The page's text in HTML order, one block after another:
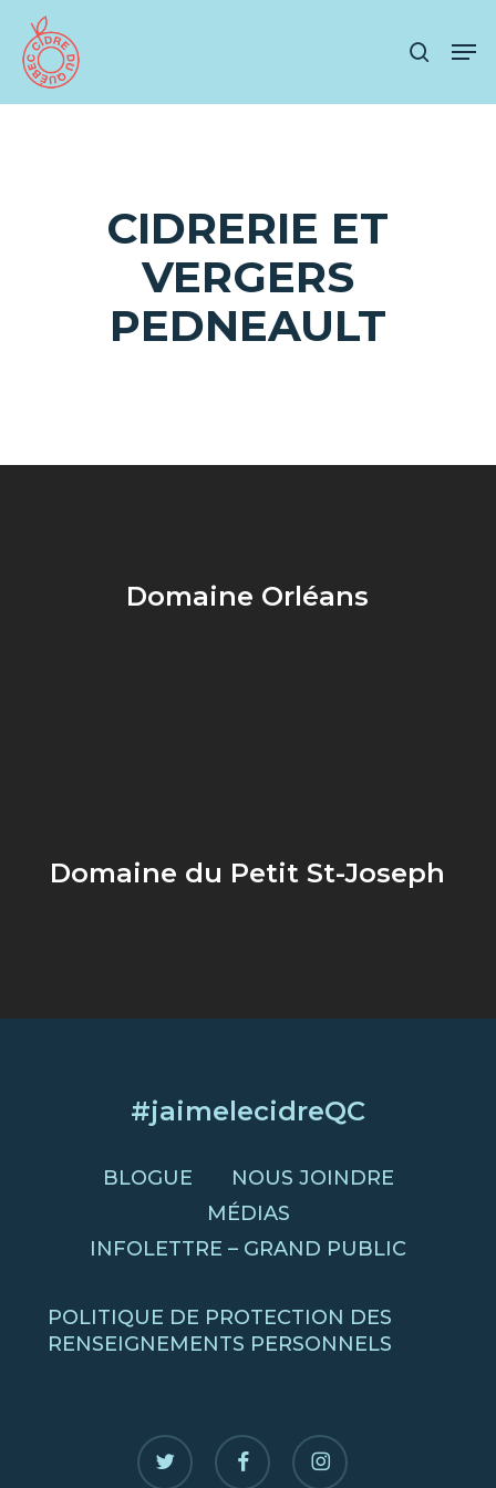
main
content
search
CIDRERIE ET
VERGERS
PEDNEAULT
Domaine Orléans
Domaine du Petit St-Joseph
#jaimelecidreQC
BLOGUE
NOUS JOINDRE
MÉDIAS
INFOLETTRE – GRAND PUBLIC
POLITIQUE DE PROTECTION DES
RENSEIGNEMENTS PERSONNELS
twitter facebook instagram